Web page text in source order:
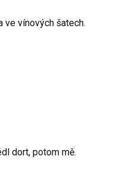
vínových šatech.
dort, potom mě.